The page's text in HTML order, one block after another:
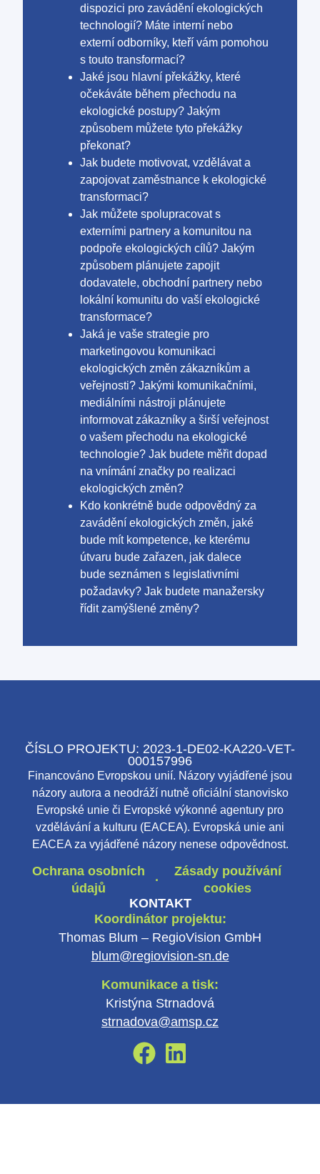
dispozici pro zavádění ekologických
technologií? Máte interní nebo
externí odborníky, kteří vám pomohou
s touto transformací?
Jaké jsou hlavní překážky, které
očekáváte během přechodu na
ekologické postupy? Jakým
způsobem můžete tyto překážky
překonat?
Jak budete motivovat, vzdělávat a
zapojovat zaměstnance k ekologické
transformaci?
Jak můžete spolupracovat s
externími partnery a komunitou na
podpoře ekologických cílů? Jakým
způsobem plánujete zapojit
dodavatele, obchodní partnery nebo
lokální komunitu do vaší ekologické
transformace?
Jaká je vaše strategie pro
marketingovou komunikaci
ekologických změn zákazníkům a
veřejnosti? Jakými komunikačními,
mediálními nástroji plánujete
informovat zákazníky a širší veřejnost
o vašem přechodu na ekologické
technologie? Jak budete měřit dopad
na vnímání značky po realizaci
ekologických změn?
Kdo konkrétně bude odpovědný za
zavádění ekologických změn, jaké
bude mít kompetence, ke kterému
útvaru bude zařazen, jak dalece
bude seznámen s legislativními
požadavky? Jak budete manažersky
řídit zamýšlené změny?
KONTAKT
Koordinátor projektu:
Thomas Blum – RegioVision GmbH
blum@regiovision-sn.de
Komunikace a tisk:
Kristýna Strnadová
strnadova@amsp.cz
ČÍSLO PROJEKTU: 2023-1-DE02-KA220-VET-
000157996
Financováno Evropskou unií. Názory vyjádřené jsou
názory autora a neodráží nutně oficiální stanovisko
Evropské unie či Evropské výkonné agentury pro
vzdělávání a kulturu (EACEA). Evropská unie ani
EACEA za vyjádřené názory nenese odpovědnost.
Ochrana osobních
údajů
·
Zásady používání
cookies